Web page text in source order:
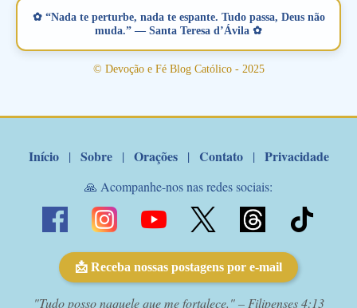
verdadeiro, ou que está com problemas no relacionamento
amoroso, creia na poderosa intercessão deste santo amigo:
Santo Antonio! Tenha fé, não desista, pois ele intercede por nós
junto a Jesus! Fique no Amor Ágape de Jesus e no Amor Materno
✿ “Nada te perturbe, nada te espante. Tudo passa, Deus não
muda.” — Santa Teresa d’Ávila ✿
© Devoção e Fé Blog Católico - 2025
Início | Sobre | Orações | Contato | Privacidade
🙏 Acompanhe-nos nas redes sociais:
📩 Receba nossas postagens por e-mail
"Tudo posso naquele que me fortalece." – Filipenses 4:13